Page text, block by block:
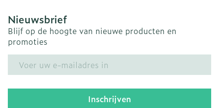
Nieuwsbrief
Blijf op de hoogte van nieuwe producten en
promoties
Inschrijven